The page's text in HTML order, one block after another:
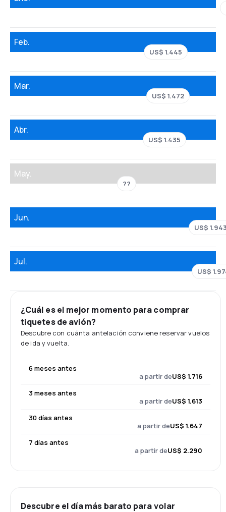
Feb.
US$ 1.445
Mar.
US$ 1.472
Abr.
US$ 1.435
May.
??
Jun.
US$
Jul.
US$
¿Cuál es el mejor momento para comprar
tiquetes de avión?
Descubre con cuánta antelación conviene reservar vuelos
de ida y vuelta.
6 meses antes
a partir deUS$ 1.716
3 meses antes
a partir deUS$ 1.613
30 días antes
a partir deUS$ 1.647
7 días antes
a partir deUS$ 2.290
Descubre el día más barato para volar